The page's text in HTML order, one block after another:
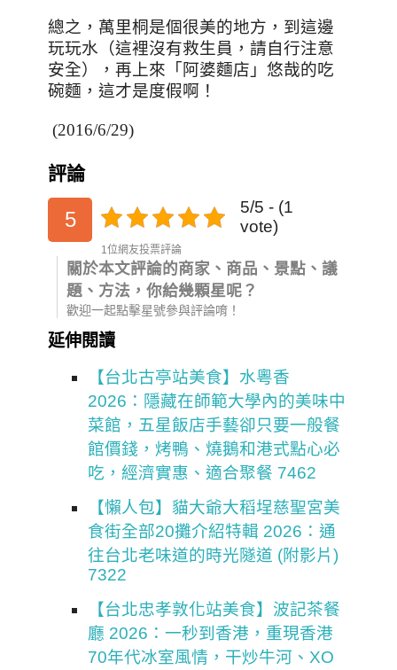
總之，萬里桐是個很美的地方，到這邊
玩玩水（這裡沒有救生員，請自行注意
安全），再上來「阿婆麵店」悠哉的吃
碗麵，這才是度假啊！
(2016/6/29)
評論
5
5/5 - (1
vote)
1位網友投票評論
關於本文評論的商家、商品、景點、議
題、方法，你給幾顆星呢？
歡迎一起點擊星號參與評論唷！
延伸閱讀
【台北古亭站美食】水粵香
2026：隱藏在師範大學內的美味中
菜館，五星飯店手藝卻只要一般餐
館價錢，烤鴨、燒鵝和港式點心必
吃，經濟實惠、適合聚餐 7462
【懶人包】貓大爺大稻埕慈聖宮美
食街全部20攤介紹特輯 2026：通
往台北老味道的時光隧道 (附影片)
7322
【台北忠孝敦化站美食】波記茶餐
廳 2026：一秒到香港，重現香港
70年代冰室風情，干炒牛河、XO